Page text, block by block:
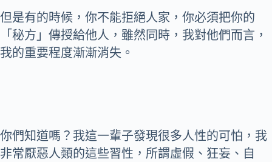
但是有的時候，你不能拒絕人家，你必須把你的
「秘方」傳授給他人，雖然同時，我對他們而言，
我的重要程度漸漸消失。
你們知道嗎？我這一輩子發現很多人性的可怕，我
非常厭惡人類的這些習性，所謂虛假、狂妄、自